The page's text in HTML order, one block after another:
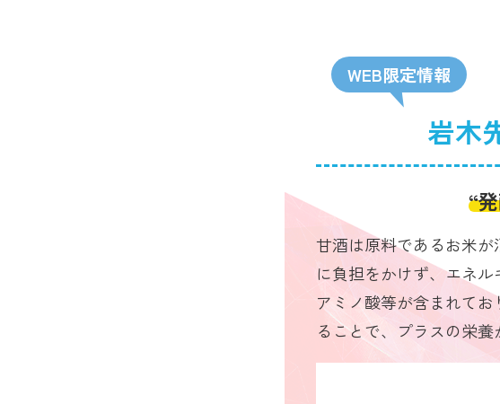
WEB限定情報
岩木
“
甘酒は原料であるお米
に負担をかけず、エネ
アミノ酸等が含まれて
ることで、プラスの栄養